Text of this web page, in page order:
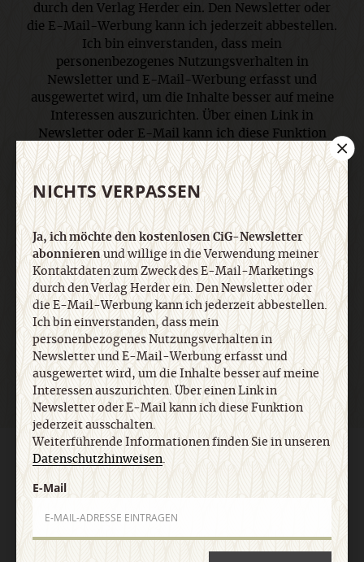
durch den Verlag Herder ein. Den Newsletter oder
die E-Mail-Werbung kann ich jederzeit abbestellen.
Ich bin einverstanden, dass mein
personenbezogenes Nutzungsverhalten in
Newsletter und E-Mail-Werbung erfasst und
ausgewertet wird, um die Inhalte besser auf meine
Interessen auszurichten. Über einen Link in
Newsletter oder E-Mail kann ich diese Funktion
jederzeit ausschalten. Weiterführende
Informationen finden Sie in unseren
Datenschutzhinweisen.
E-Mail
Jetzt anmelden
AGB und Widerrufsbelehrung
Vertrag widerrufen
NICHTS VERPASSEN
Ja, ich möchte den kostenlosen CiG-Newsletter
abonnierenund willige in die Verwendung meiner
Kontaktdaten zum Zweck des E-Mail-Marketings
durch den Verlag Herder ein. Den Newsletter oder
die E-Mail-Werbung kann ich jederzeit abbestellen.
Ich bin einverstanden, dass mein
personenbezogenes Nutzungsverhalten in
Newsletter und E-Mail-Werbung erfasst und
ausgewertet wird, um die Inhalte besser auf meine
Interessen auszurichten. Über einen Link in
Newsletter oder E-Mail kann ich diese Funktion
jederzeit ausschalten.
Weiterführende Informationen finden Sie in unseren
Datenschutzhinweisen.
E-Mail